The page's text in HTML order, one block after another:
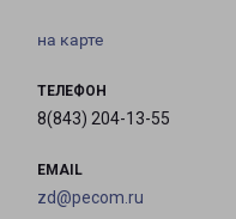
на карте
ТЕЛЕФОН
8(843) 204-13-55
EMAIL
zd@pecom.ru